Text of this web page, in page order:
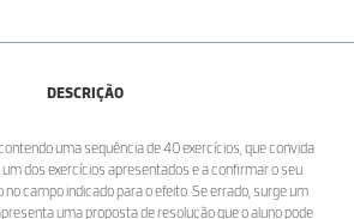
DESCRIÇÃO
uma sequência de 40 exercícios, que convida
dos exercícios apresentados e a confirmar o seu
campo indicado para o efeito. Se errado, surge um
uma proposta de resolução que o aluno pode